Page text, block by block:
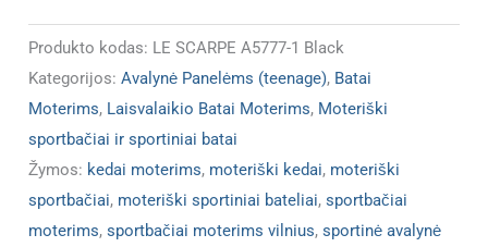
Produkto kodas: LE SCARPE A5777-1 Black
Kategorijos:Avalynė Panelėms (teenage), Batai
Moterims, Laisvalaikio Batai Moterims, Moteriški
sportbačiai ir sportiniai batai
Žymos: kedai moterims, moteriški kedai, moteriški
sportbačiai, moteriški sportiniai bateliai,sportbačiai
moterims,sportbačiai moterims vilnius,sportinė avalynė